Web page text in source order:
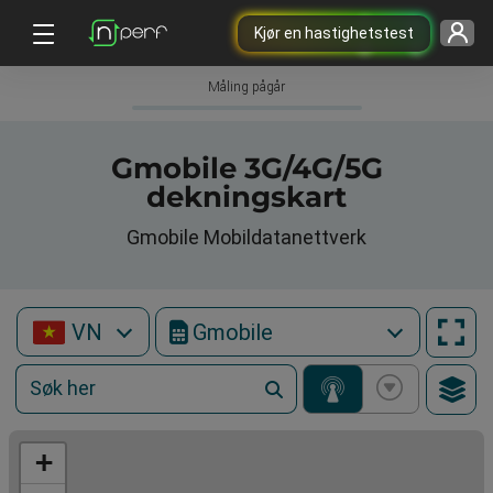
Kjør en hastighetstest
Måling pågår
Gmobile 3G/4G/5G
dekningskart
Gmobile Mobildatanettverk
VN Gmobile
+